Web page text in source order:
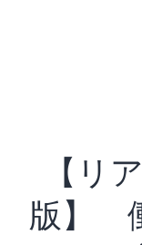
【リ
版】